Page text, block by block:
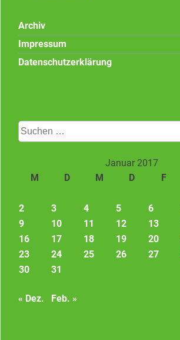
Archiv
Impressum
Datenschutzerklärung
Suchen
nach:
Januar 2017
M
D M D F
2
3 4 5 6
9
10 11 12 13
16
17 18 19 20
23
24 25 26 27
30
31
« Dez. Feb. »